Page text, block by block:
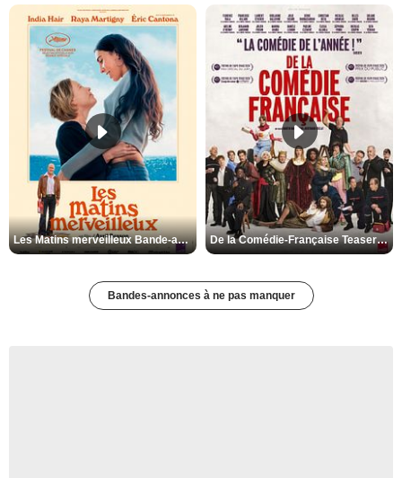
Les Matins merveilleux Bande-annonce VF De la Comédie-Française Teaser VF
Bandes-annonces à ne pas manquer